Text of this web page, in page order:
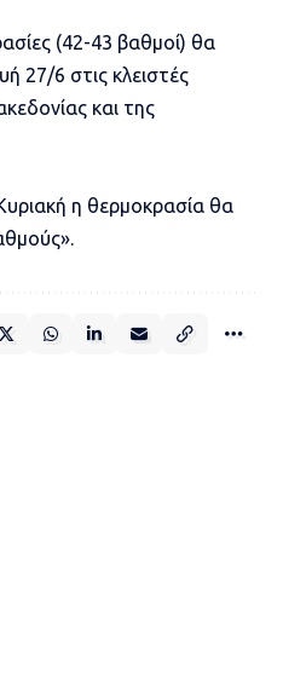
(42-43 βαθμοί) θα
27/6 στις κλειστές
και της
η θερμοκρασία θα